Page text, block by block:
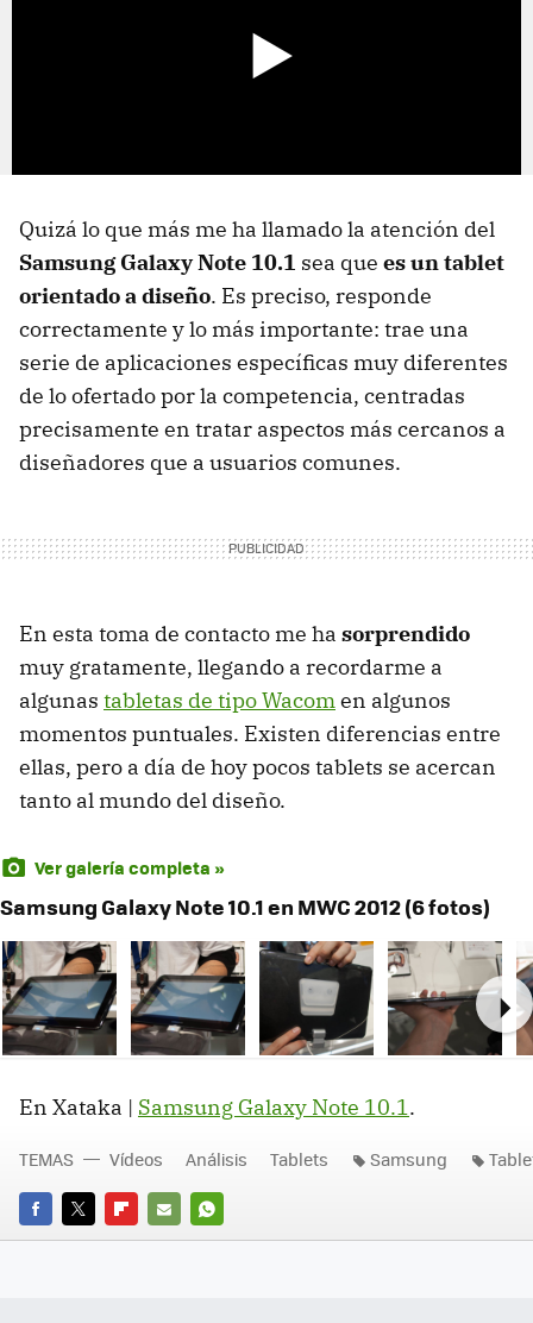
Quizá lo que más me ha llamado la atención del
Samsung Galaxy Note 10.1 sea que es un tablet
orientado a diseño. Es preciso, responde
correctamente y lo más importante: trae una
serie de aplicaciones específicas muy diferentes
de lo ofertado por la competencia, centradas
precisamente en tratar aspectos más cercanos a
diseñadores que a usuarios comunes.
En esta toma de contacto me ha sorprendido
muy gratamente, llegando a recordarme a
algunas tabletas de tipo Wacomen algunos
momentos puntuales. Existen diferencias entre
ellas, pero a día de hoy pocos tablets se acercan
tanto al mundo del diseño.
Ver galería completa »
Samsung Galaxy Note 10.1 en MWC 2012 (6 fotos)
En Xataka | Samsung Galaxy Note 10.1.
FACEBOOK
TWITTERFLIPBOARD
E-
WHATSAPP
TEMAS Vídeos Análisis Tablets Samsung